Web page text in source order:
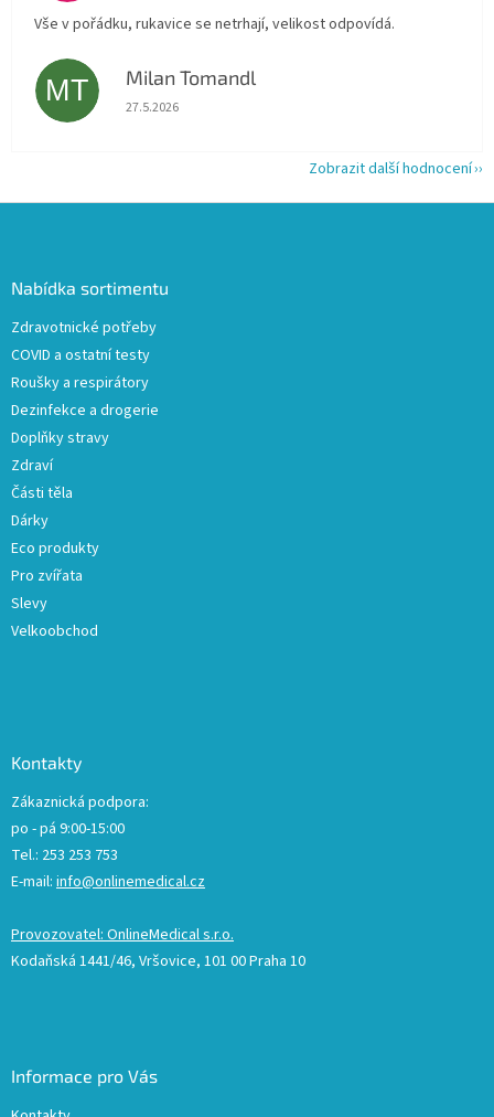
Vše v pořádku, rukavice se netrhají, velikost odpovídá.
MT Milan Tomandl
Hodnocení obchodu je 5 z 5 hvězdiček.
27.5.2026
Zobrazit další hodnocení
Nabídka sortimentu
Zdravotnické potřeby
COVID a ostatní testy
Roušky a respirátory
Dezinfekce a drogerie
Doplňky stravy
Zdraví
Části těla
Dárky
Eco produkty
Pro zvířata
Slevy
Velkoobchod
Kontakty
Zákaznická podpora:
po - pá 9:00-15:00
Tel.: 253 253 753
E-mail: info@onlinemedical.cz
Provozovatel: OnlineMedical s.r.o.
Kodaňská 1441/46, Vršovice, 101 00 Praha 10
Informace pro Vás